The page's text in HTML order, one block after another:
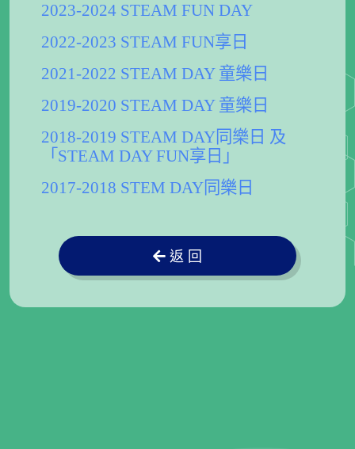
2023-2024 STEAM FUN DAY
2022-2023 STEAM FUN享日
2021-2022 STEAM DAY 童樂日
2019-2020 STEAM DAY 童樂日
2018-2019 STEAM DAY同樂日 及
「STEAM DAY FUN享日」
2017-2018 STEM DAY同樂日
返 回